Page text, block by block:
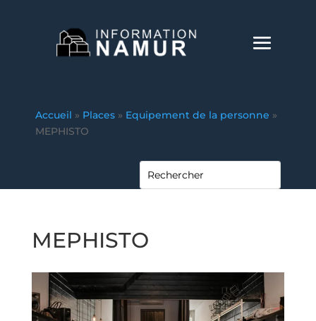
Accueil » Places » Equipement de la personne »
MEPHISTO
MEPHISTO